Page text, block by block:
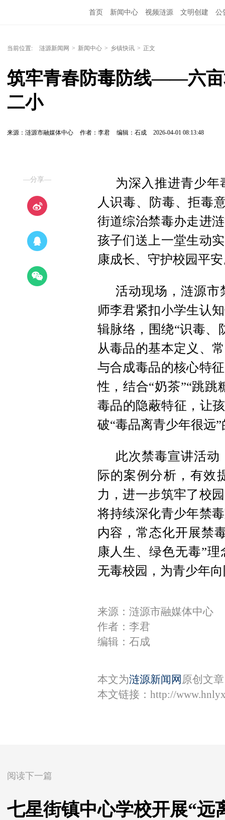
首页 新闻中心 视频涟源 文明创建 公
当前位置: 涟源新闻网 > 新闻中心 > 乡镇快讯 > 正文
筑牢青春防毒防线——六亩
二小
来源：涟源市融媒体中心 作者：李君 编辑：石成 2026-04-01 08:13:48
—分享—
为深入推进青少
人识毒、防毒、拒毒
街道综治禁毒办走进
孩子们送上一堂生动
康成长、守护校园平
活动现场，涟源市
师李君紧扣小学生认
辑脉络，围绕“识毒、
从毒品的基本定义、
与合成毒品的核心特
性，结合“奶茶”“跳跳
毒品的隐蔽特征，让
破“毒品离青少年很远
此次禁毒宣讲活
际的案例分析，有效
力，进一步筑牢了校
将持续深化青少年禁
内容，常态化开展禁
康人生、绿色无毒”
无毒校园，为青少年
来源：涟源市融媒体中心
作者：李君
编辑：石成
本文为涟源新闻网 原创文
本文链接： http://
阅读下一篇
七星街镇中心学校开展“远